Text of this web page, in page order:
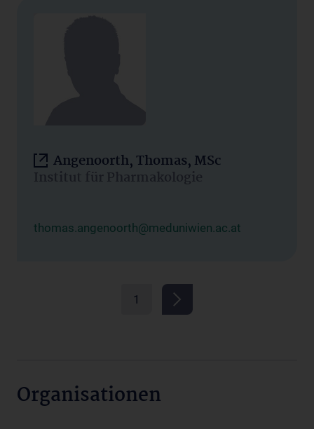
Angenoorth, Thomas, MSc
Institut für Pharmakologie
thomas.angenoorth@meduniwien.ac.at
1
Organisationen